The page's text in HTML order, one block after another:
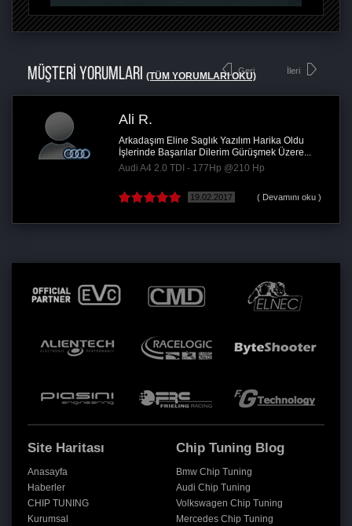
MÜŞTERİ YORUMLARI (TÜM YORUMLARI OKU)
Geri
Ali R.
Arkadaşım Eline Saglık Yazılım Harika Oldu
İşlerinde Başarılar Dilerim Gürüşmek Üzere...
Audi A4 2.0 TDI - 177Hp @210 Hp
19.02.2017 ( Devamını oku )
İleri
Site Haritası
Anasayfa
Haberler
CHIP TUNING
Kurumsal
Chip Tuning Blog
Bmw Chip Tuning
Audi Chip Tuning
Volkswagen Chip Tuning
Mercedes Chip Tuning